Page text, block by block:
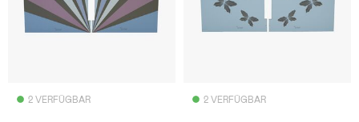
2 VERFÜGBAR 2 VERFÜGBAR